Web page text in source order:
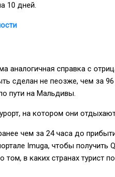
10 дней.
аналогичная справка с
сделан не пеозже, чем за
пути на Мальдивы.
на котором они
чем за 24 часа до
Imuga, чтобы получить
в каких странах турист